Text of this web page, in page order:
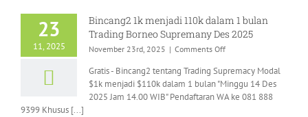
23
11, 2025
Bincang2 1k menjadi 110k dalam 1 bulan
Trading Borneo Supremany Des 2025
November 23rd, 2025 | Comments Offon
1k
menjadi
110k
Gratis - Bincang2 tentang Trading Supremacy Modal
$1k menjadi $110k dalam 1 bulan "Minggu 14 Des
2025 Jam 14.00 WIB" Pendaftaran WA ke 081 888
9399 Khusus [...]